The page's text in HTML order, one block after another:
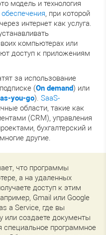
модель и технология
, при которой
интернет как услуга.
компьютерах или
доступ к приложениям
за использование
(On demand) или
you-go). SaaS-
области, такие как
(CRM), управления
бухгалтерский и
другие.
что программы
а на удаленных
доступ к этим
Gmail или Google
a Service, где вы
или создаете документы
специальное программное